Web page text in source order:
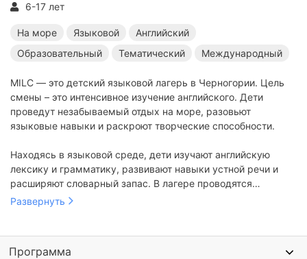
6-17 лет
На море Языковой
Английский
Образовательный
Тематический Международный
MILC — это детский языковой лагерь в Черногории. Цель
смены – это интенсивное изучение английского. Дети
проведут незабываемый отдых на море, разовьют
языковые навыки и раскроют творческие способности.
Находясь в языковой среде, дети изучают английскую
лексику и грамматику, развивают навыки устной речи и
расширяют словарный запас. В лагере проводятся
анимационные мероприятия на пляже, командные игры и
Развернуть
Программа